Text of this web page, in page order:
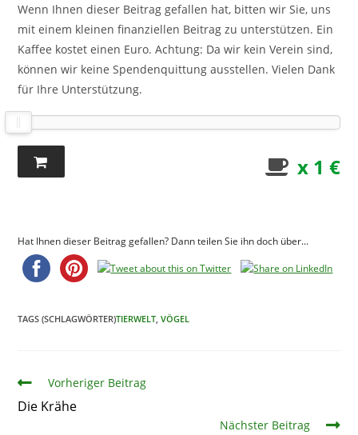
Wenn Ihnen dieser Beitrag gefallen hat, bitten wir Sie, uns
mit einem kleinen finanziellen Beitrag zu unterstützen. Ein
Kaffee kostet einen Euro. Achtung: Da wir kein Verein sind,
können wir keine Spendenquittung ausstellen. Vielen Dank
für Ihre Unterstützung.
x 1 €
Hat Ihnen dieser Beitrag gefallen? Dann teilen Sie ihn doch über...
TAGS (SCHLAGWÖRTER)TIERWELT VÖGEL
ArtikelVorheriger Beitrag
Die Krähe
Nächster Beitrag